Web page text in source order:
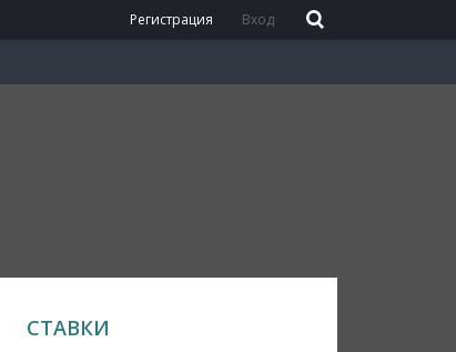
Регистрация Вход
СТАВКИ